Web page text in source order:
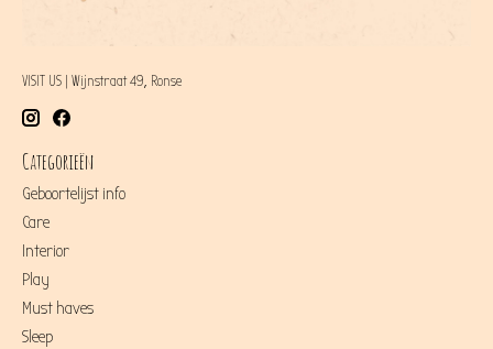
VISIT US | Wijnstraat 49, Ronse
Categorieën
Geboortelijst info
Care
Interior
Play
Must haves
Sleep